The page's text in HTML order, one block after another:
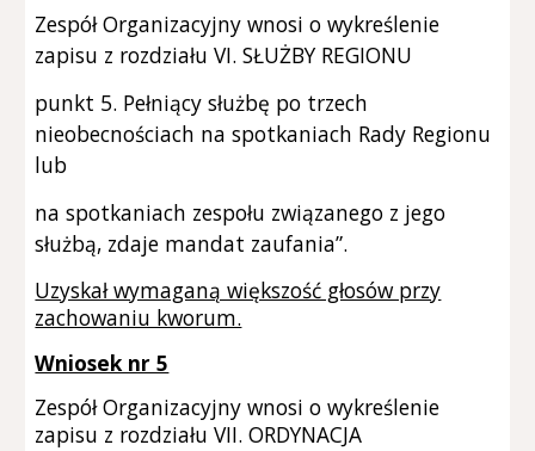
Zespół Organizacyjny wnosi o wykreślenie
zapisu z rozdziału VI. SŁUŻBY REGIONU
punkt 5. Pełniący służbę po trzech
nieobecnościach na spotkaniach Rady Regionu
lub
na spotkaniach zespołu związanego z jego
służbą, zdaje mandat zaufania”.
Uzyskał wymaganą większość głosów przy
zachowaniu kworum.
Wniosek nr 5
Zespół Organizacyjny wnosi o wykreślenie
zapisu z rozdziału VII. ORDYNACJA